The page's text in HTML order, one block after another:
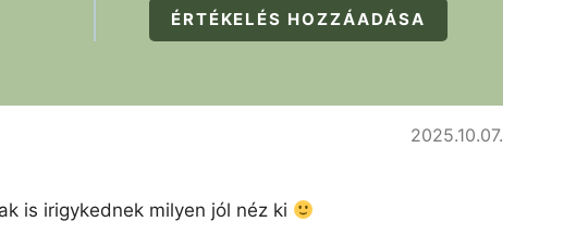
ÉRTÉKELÉS HOZZÁADÁSA
2025.10.07.
is irigykednek milyen jól néz ki